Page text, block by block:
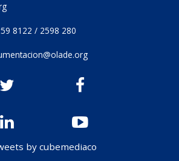
8122 / 2598 280
by cubemediaco